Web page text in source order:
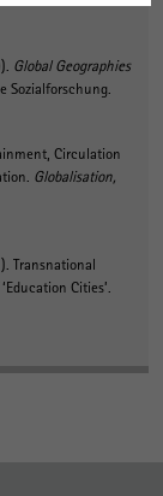
Global Geographies
Sozialforschung.
Circulation
Globalisation,
Transnational
Cities’